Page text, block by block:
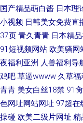
国产精品萌白酱 日本理
小视频 日韩美女免费直
37页 青久青青 日本精
91短视频网站 欧美骚网
夜福利亚洲 人兽福利导
鸡吧 草逼wwww 久草
青青 美女白丝18禁 91
色网址网站网址 97超在
操碰 欧美二级片网址 精